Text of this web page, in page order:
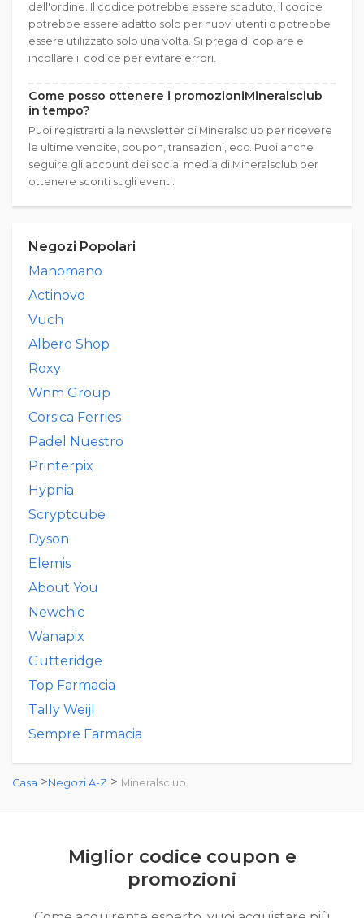
dell'ordine. Il codice potrebbe essere scaduto, il codice
potrebbe essere adatto solo per nuovi utenti o potrebbe
essere utilizzato solo una volta. Si prega di copiare e
incollare il codice per evitare errori.
Come posso ottenere i promozioniMineralsclub
in tempo?
Puoi registrarti alla newsletter di Mineralsclub per ricevere
le ultime vendite, coupon, transazioni, ecc. Puoi anche
seguire gli account dei social media di Mineralsclub per
ottenere sconti sugli eventi.
Negozi Popolari
Manomano
Actinovo
Vuch
Albero Shop
Roxy
Wnm Group
Corsica Ferries
Padel Nuestro
Printerpix
Hypnia
Scryptcube
Dyson
Elemis
About You
Newchic
Wanapix
Gutteridge
Top Farmacia
Tally Weijl
Sempre Farmacia
Casa >Negozi A-Z > Mineralsclub
Miglior codice coupon e
promozioni